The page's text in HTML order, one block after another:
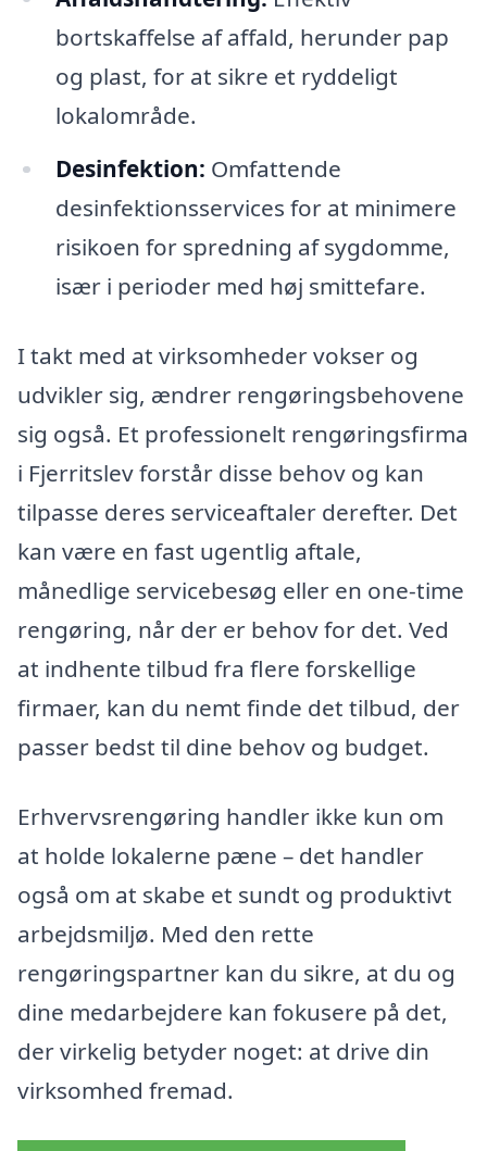
bortskaffelse af affald, herunder pap
og plast, for at sikre et ryddeligt
lokalområde.
Desinfektion: Omfattende
desinfektionsservices for at minimere
risikoen for spredning af sygdomme,
især i perioder med høj smittefare.
I takt med at virksomheder vokser og
udvikler sig, ændrer rengøringsbehovene
sig også. Et professionelt rengøringsfirma
i Fjerritslev forstår disse behov og kan
tilpasse deres serviceaftaler derefter. Det
kan være en fast ugentlig aftale,
månedlige servicebesøg eller en one-time
rengøring, når der er behov for det. Ved
at indhente tilbud fra flere forskellige
firmaer, kan du nemt finde det tilbud, der
passer bedst til dine behov og budget.
Erhvervsrengøring handler ikke kun om
at holde lokalerne pæne – det handler
også om at skabe et sundt og produktivt
arbejdsmiljø. Med den rette
rengøringspartner kan du sikre, at du og
dine medarbejdere kan fokusere på det,
der virkelig betyder noget: at drive din
virksomhed fremad.